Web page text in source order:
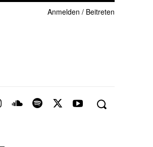
Anmelden / Beitreten